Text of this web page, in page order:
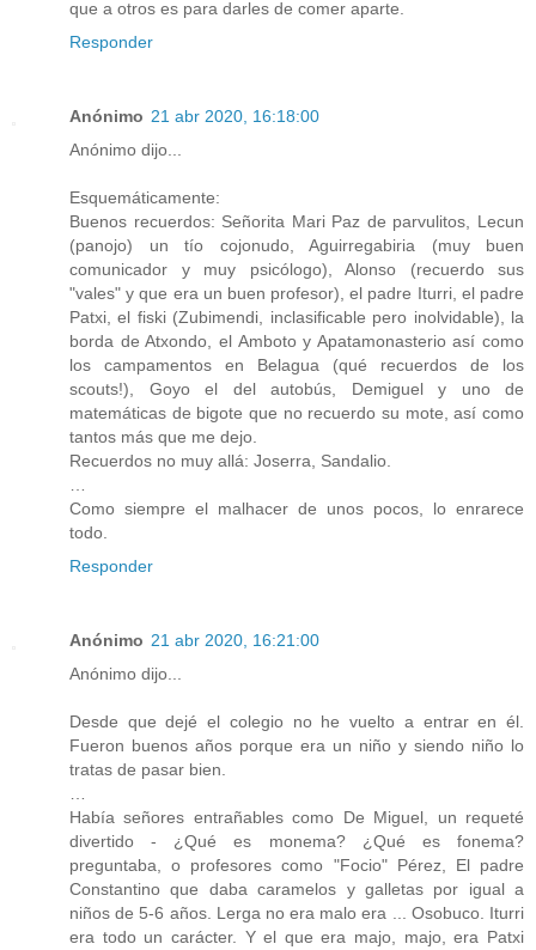
que a otros es para darles de comer aparte.
Responder
Anónimo 21 abr 2020, 16:18:00
Anónimo dijo...
Esquemáticamente:
Buenos recuerdos: Señorita Mari Paz de parvulitos, Lecun
(panojo) un tío cojonudo, Aguirregabiria (muy buen
comunicador y muy psicólogo), Alonso (recuerdo sus
"vales" y que era un buen profesor), el padre Iturri, el padre
Patxi, el fiski (Zubimendi, inclasificable pero inolvidable), la
borda de Atxondo, el Amboto y Apatamonasterio así como
los campamentos en Belagua (qué recuerdos de los
scouts!), Goyo el del autobús, Demiguel y uno de
matemáticas de bigote que no recuerdo su mote, así como
tantos más que me dejo.
Recuerdos no muy allá: Joserra, Sandalio.
…
Como siempre el malhacer de unos pocos, lo enrarece
todo.
Responder
Anónimo 21 abr 2020, 16:21:00
Anónimo dijo...
Desde que dejé el colegio no he vuelto a entrar en él.
Fueron buenos años porque era un niño y siendo niño lo
tratas de pasar bien.
…
Había señores entrañables como De Miguel, un requeté
divertido - ¿Qué es monema? ¿Qué es fonema?
preguntaba, o profesores como "Focio" Pérez, El padre
Constantino que daba caramelos y galletas por igual a
niños de 5-6 años. Lerga no era malo era ... Osobuco. Iturri
era todo un carácter. Y el que era majo, majo, era Patxi